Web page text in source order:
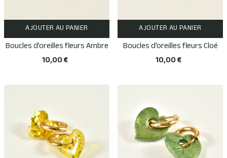
AJOUTER AU PANIER
Boucles d’oreilles fleurs Ambre
10,00 €
AJOUTER AU PANIER
Boucles d’oreilles fleurs Cloé
10,00 €